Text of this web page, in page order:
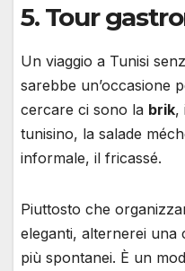
5. Tour
Un viaggio a Tunisi
sarebbe un’occasione
cercare ci sono la brik,
tunisino, la salade
informale, il fricassé.
Piuttosto che
eleganti, alternerei una
più spontanei. È un